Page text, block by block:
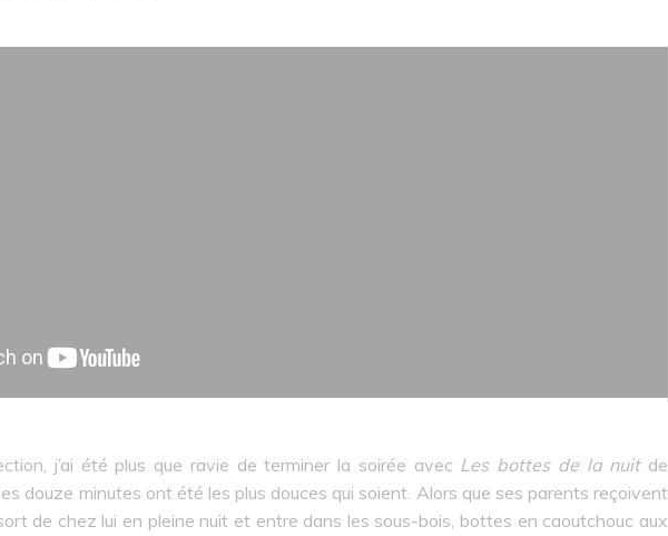
j’ai été plus que ravie de terminer la soirée avec Les bottes de la nuitde
douze minutes ont été les plus douces qui soient. Alors que ses parents reçoivent
de chez lui en pleine nuit et entre dans les sous-bois, bottes en caoutchouc aux